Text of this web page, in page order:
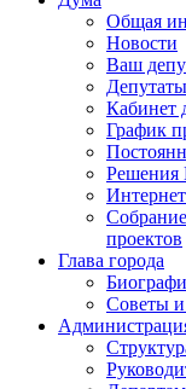
Общая
Новости
Ваш
Кабинет
График
Решения
проектов
Глава города
Советы и